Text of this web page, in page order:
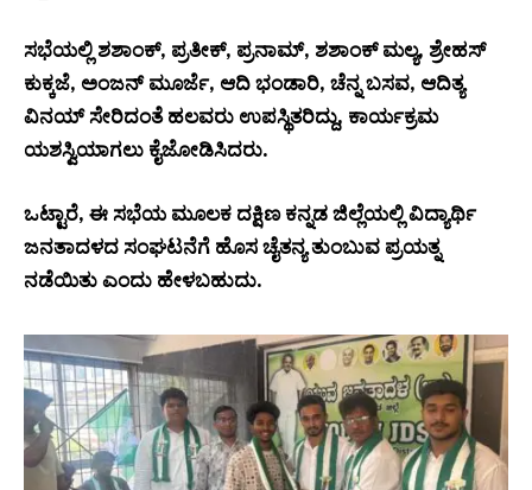
ಸಭೆಯಲ್ಲಿ ಶಶಾಂಕ್, ಪ್ರತೀಕ್, ಪ್ರನಾಮ್, ಶಶಾಂಕ್ ಮಲ್ಯ, ಶ್ರೇಹಸ್
ಕುಕ್ಕಜೆ, ಅಂಜನ್ ಮೂರ್ಜೆ, ಆದಿ ಭಂಡಾರಿ, ಚೆನ್ನ ಬಸವ, ಆದಿತ್ಯ
ವಿನಯ್ ಸೇರಿದಂತೆ ಹಲವರು ಉಪಸ್ಥಿತರಿದ್ದು, ಕಾರ್ಯಕ್ರಮ
ಯಶಸ್ವಿಯಾಗಲು ಕೈಜೋಡಿಸಿದರು.
ಒಟ್ಟಾರೆ, ಈ ಸಭೆಯ ಮೂಲಕ ದಕ್ಷಿಣ ಕನ್ನಡ ಜಿಲ್ಲೆಯಲ್ಲಿ ವಿದ್ಯಾರ್ಥಿ
ಜನತಾದಳದ ಸಂಘಟನೆಗೆ ಹೊಸ ಚೈತನ್ಯ ತುಂಬುವ ಪ್ರಯತ್ನ
ನಡೆಯಿತು ಎಂದು ಹೇಳಬಹುದು.